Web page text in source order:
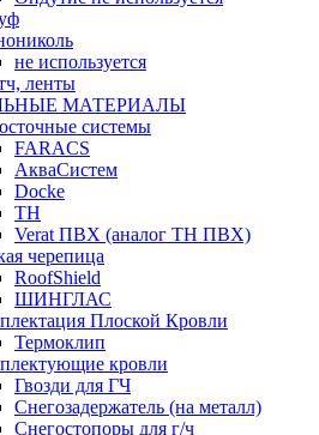
не используется
ленты
МАТЕРИАЛЫ
системы
FARACS
АкваСистем
Docke
ТН
Verat ПВХ (аналог ТН ПВХ)
черепица
RoofShield
ШИНГЛАС
Плоской Кровли
Термоклип
кровли
Гвозди для ГЧ
Снегозадержатель (на металл)
Снегостопоры для г/ч